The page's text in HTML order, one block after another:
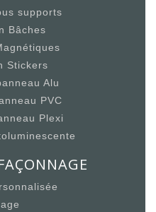
supports
Bâches
Stickers
Alu
PVC
Plexi